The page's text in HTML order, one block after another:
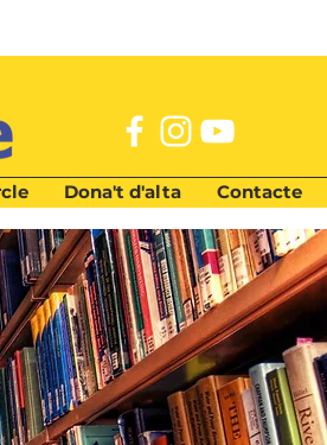
Dona't d'alta Contacte